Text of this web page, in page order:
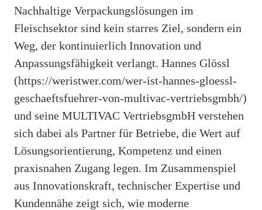
Nachhaltige Verpackungslösungen im
Fleischsektor sind kein starres Ziel, sondern ein
Weg, der kontinuierlich Innovation und
Anpassungsfähigkeit verlangt. Hannes Glössl
(https://weristwer.com/wer-ist-hannes-gloessl-
geschaeftsfuehrer-von-multivac-vertriebsgmbh/)
und seine MULTIVAC VertriebsgmbH verstehen
sich dabei als Partner für Betriebe, die Wert auf
Lösungsorientierung, Kompetenz und einen
praxisnahen Zugang legen. Im Zusammenspiel
aus Innovationskraft, technischer Expertise und
Kundennähe zeigt sich, wie moderne